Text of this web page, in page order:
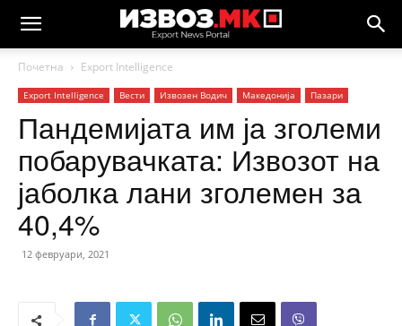
Почетна Еxport Intelligence
Еxport Intelligence Вести Извозен Водич Македонија Пазари
Пандемијата им ја зголеми
побарувачката: Извозот на
јаболка лани зголемен за
40,4%
12 февруари, 2021